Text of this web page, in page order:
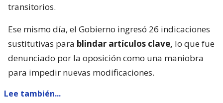
transitorios.
Ese mismo día, el Gobierno ingresó 26 indicaciones
sustitutivas para blindar artículos clave, lo que fue
denunciado por la oposición como una maniobra
para impedir nuevas modificaciones.
Lee también...